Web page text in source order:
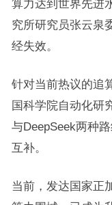
算力达到世界先进
究所研究员张云泉
经失效。
针对当前热议的追
国科学院自动化研
与DeepSeek两种
互补。
当前，发达国家正